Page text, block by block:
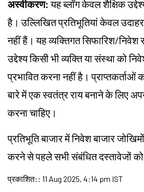
अस्वीकरण: यह ब्लॉग केवल शैक्षिक
है। उल्लिखित प्रतिभूतियां केवल
नहीं हैं। यह व्यक्तिगत सिफारिश/
उद्देश्य किसी भी व्यक्ति या संस्था को
प्रभावित करना नहीं है। प्राप्तकर्ताओं
बारे में एक स्वतंत्र राय बनाने के लिए
करना चाहिए।
प्रतिभूति बाजार में निवेश बाजार
करने से पहले सभी संबंधित दस्तावेजों
प्रकाशित: : 11 Aug 2025, 4:14 pm IST